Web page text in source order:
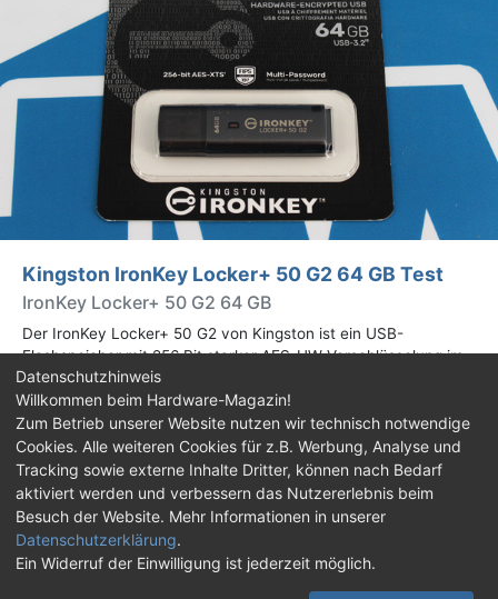
Kingston IronKey Locker+ 50 G2 64 GB Test
IronKey Locker+ 50 G2 64 GB
Der IronKey Locker+ 50 G2 von Kingston ist ein USB-
Flashspeicher mit 256 Bit starker AES-HW-Verschlüsselung im
XTS-Modus. Wir haben das 64-GB-Modell im Praxistest
genauer begutachtet.
Impressum| Kontakt |Jobs |Datenschutz |
Consent‑Einstellungen |Haftungsausschluss
Feed Facebook
Twitch
Discord
Datenschutzhinweis
Willkommen beim Hardware-Magazin!
Zum Betrieb unserer Website nutzen wir technisch notwendige
Cookies. Alle weiteren Cookies für z.B. Werbung, Analyse und
Tracking sowie externe Inhalte Dritter, können nach Bedarf
aktiviert werden und verbessern das Nutzererlebnis beim
Besuch der Website. Mehr Informationen in unserer
Datenschutzerklärung.
Ein Widerruf der Einwilligung ist jederzeit möglich.